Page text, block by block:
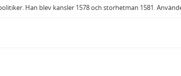
Han blev kansler 1578 och storhetman 1581.